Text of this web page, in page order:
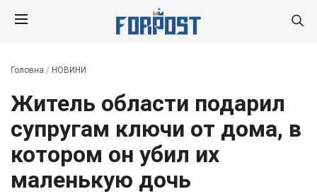
Головна / НОВИНИ
Житель области подарил
супругам ключи от дома, в
котором он убил их
маленькую дочь